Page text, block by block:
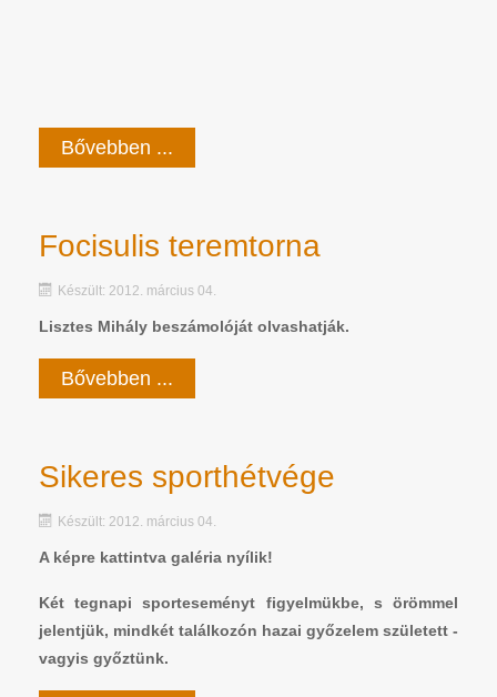
Bővebben ...
Focisulis teremtorna
Készült: 2012. március 04.
Lisztes Mihály beszámolóját olvashatják.
Bővebben ...
Sikeres sporthétvége
Készült: 2012. március 04.
A képre kattintva galéria nyílik!
Két tegnapi sporteseményt figyelmükbe, s örömmel
jelentjük, mindkét találkozón hazai győzelem született -
vagyis győztünk.